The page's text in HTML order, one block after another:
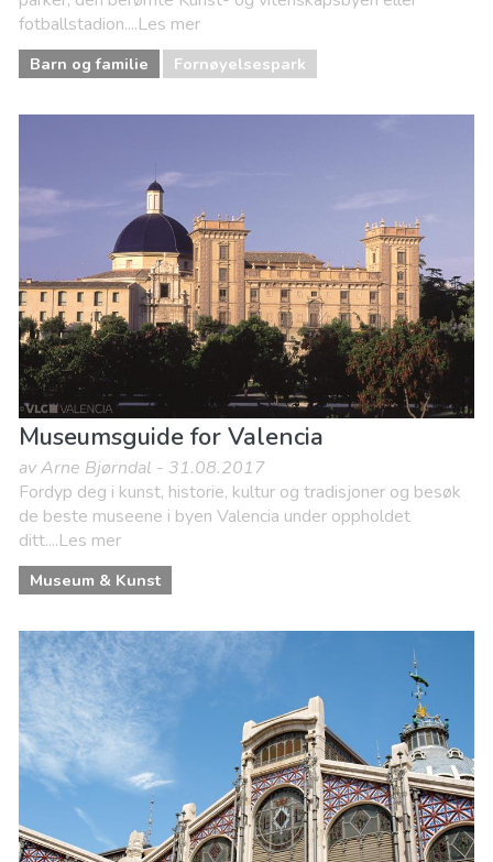
fotballstadion....Les mer
Barn og familie Fornøyelsespark
Museumsguide for Valencia
av Arne Bjørndal - 31.08.2017
Fordyp deg i kunst, historie, kultur og tradisjoner og besøk
de beste museene i byen Valencia under oppholdet
ditt....Les mer
Museum & Kunst